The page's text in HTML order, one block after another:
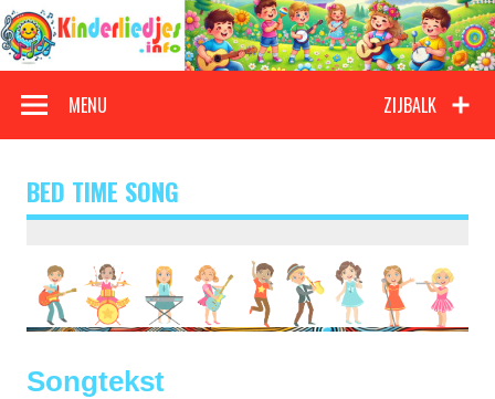
Doorgaan
naar
inhoud
Kinderliedjes
ZIJBALK
MENU
BED TIME SONG
Songtekst